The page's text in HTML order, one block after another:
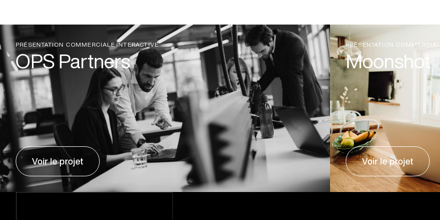
PRÉSENTATION COMMERCIALE INTERACTIVE
OPS Partners
Voir le projet
PRÉSENTATION
Moonshot
Voir le projet